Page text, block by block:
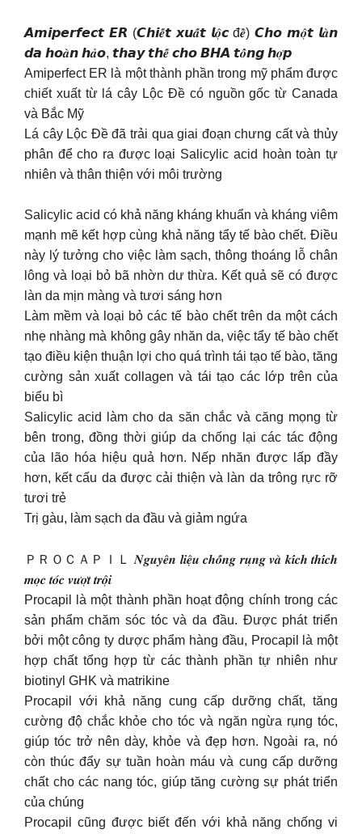
𝘼𝙢𝙞𝙥𝙚𝙧𝙛𝙚𝙘𝙩 𝙀𝙍 (𝘾𝙝𝙞𝒆̂́𝙩 𝙭𝙪𝒂̂́𝙩 𝙡𝒐̣̂𝙘 đ𝒆̂̀) 𝘾𝙝𝙤 𝙢𝒐̣̂𝙩 𝙡𝒂̀𝙣
𝙙𝙖 𝙝𝙤𝒂̀𝙣 𝙝𝒂̉𝙤, 𝙩𝙝𝙖𝙮 𝙩𝙝𝒆̂́ 𝙘𝙝𝙤 𝘽𝙃𝘼 𝙩𝒐̂̉𝙣𝙜 𝙝𝒐̛̣𝙥
Amiperfect ER là một thành phần trong mỹ phẩm được
chiết xuất từ lá cây Lộc Đề có nguồn gốc từ Canada
và Bắc Mỹ
Lá cây Lộc Đề đã trải qua giai đoạn chưng cất và thủy
phân để cho ra được loại Salicylic acid hoàn toàn tự
nhiên và thân thiện với môi trường
Salicylic acid có khả năng kháng khuẩn và kháng viêm
mạnh mẽ kết hợp cùng khả năng tẩy tế bào chết. Điều
này lý tưởng cho việc làm sạch, thông thoáng lỗ chân
lông và loại bỏ bã nhờn dư thừa. Kết quả sẽ có được
làn da mịn màng và tươi sáng hơn
Làm mềm và loại bỏ các tế bào chết trên da một cách
nhẹ nhàng mà không gây nhăn da, việc tẩy tế bào chết
tạo điều kiện thuận lợi cho quá trình tái tạo tế bào, tăng
cường sản xuất collagen và tái tạo các lớp trên của
biểu bì
Salicylic acid làm cho da săn chắc và căng mọng từ
bên trong, đồng thời giúp da chống lại các tác động
của lão hóa hiệu quả hơn. Nếp nhăn được lấp đầy
hơn, kết cấu da được cải thiện và làn da trông rực rỡ
tươi trẻ
Trị gàu, làm sạch da đầu và giảm ngứa
ＰＲＯＣＡＰＩＬ 𝑵𝒈𝒖𝒚𝒆̂𝒏 𝒍𝒊𝒆̣̂𝒖 𝒄𝒉𝒐̂́𝒏𝒈 𝒓𝒖̣𝒏𝒈 𝒗𝒂̀ 𝒌𝒊́𝒄𝒉 𝒕𝒉𝒊́𝒄𝒉
𝒎𝒐̣𝒄 𝒕𝒐́𝒄 𝒗𝒖̛𝒐̛̣𝒕 𝒕𝒓𝒐̣̂𝒊
Procapil là một thành phần hoạt động chính trong các
sản phẩm chăm sóc tóc và da đầu. Được phát triển
bởi một công ty dược phẩm hàng đầu, Procapil là một
hợp chất tổng hợp từ các thành phần tự nhiên như
biotinyl GHK và matrikine
Procapil với khả năng cung cấp dưỡng chất, tăng
cường độ chắc khỏe cho tóc và ngăn ngừa rụng tóc,
giúp tóc trở nên dày, khỏe và đẹp hơn. Ngoài ra, nó
còn thúc đẩy sự tuần hoàn máu và cung cấp dưỡng
chất cho các nang tóc, giúp tăng cường sự phát triển
của chúng
Procapil cũng được biết đến với khả năng chống vi